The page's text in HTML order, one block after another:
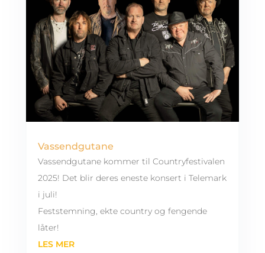
Vassendgutane
Vassendgutane kommer til Countryfestivalen
2025! Det blir deres eneste konsert i Telemark
i juli!
Feststemning, ekte country og fengende
låter!
LES MER